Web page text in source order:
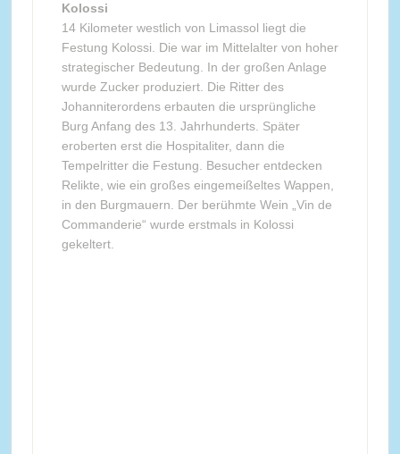
Kolossi
14 Kilometer westlich von Limassol liegt die
Festung Kolossi. Die war im Mittelalter von hoher
strategischer Bedeutung. In der großen Anlage
wurde Zucker produziert. Die Ritter des
Johanniterordens erbauten die ursprüngliche
Burg Anfang des 13. Jahrhunderts. Später
eroberten erst die Hospitaliter, dann die
Tempelritter die Festung. Besucher entdecken
Relikte, wie ein großes eingemeißeltes Wappen,
in den Burgmauern. Der berühmte Wein „Vin de
Commanderie“ wurde erstmals in Kolossi
gekeltert.